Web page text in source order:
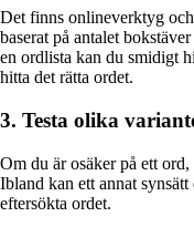
Det finns onlineverktyg
baserat på antalet
en ordlista kan du smidigt
hitta det rätta ordet.
3. Testa olika
Om du är osäker på ett
Ibland kan ett annat
eftersökta ordet.